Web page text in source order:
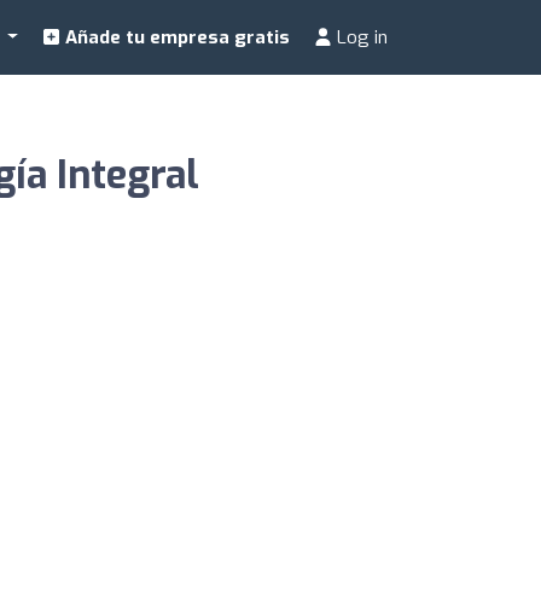
Añade tu empresa gratis Log in
Integral